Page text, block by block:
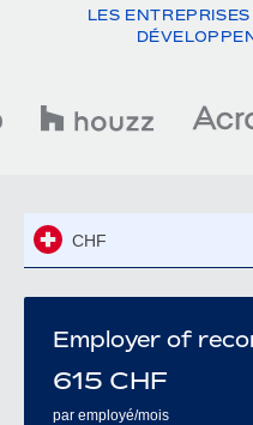
LES
CHF
Employer of
615 CHF
par employé/mois